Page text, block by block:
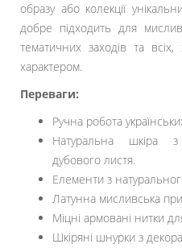
образу або колекції
добре підходить для
тематичних заходів та
характером.
Переваги:
Ручна робота
Натуральна шкіра
дубового листя.
Елементи з
Латунна мисливська
Міцні армовані нитки
Шкіряні шнурки з